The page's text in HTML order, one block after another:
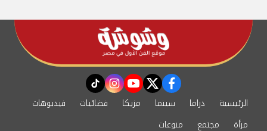
facebook
twitter
youtube
instagram
tiktok
الرئيسية دراما سينما مزيكا فضائيات
فيديوهات
مرأة
مجتمع منوعات